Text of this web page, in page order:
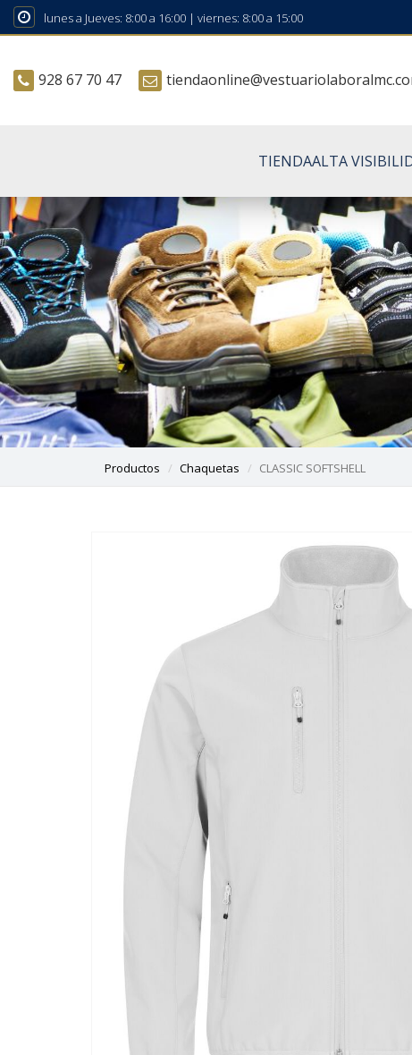
lunes a Jueves: 8:00 a 16:00 | viernes: 8:00 a 15:00
928 67 70 47
TIENDAALTA
Productos Chaquetas CLASSIC SOFTSHELL